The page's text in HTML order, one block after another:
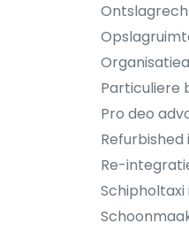
Particuliere
Pro deo
Refurbished
Re-
Schipholtaxi